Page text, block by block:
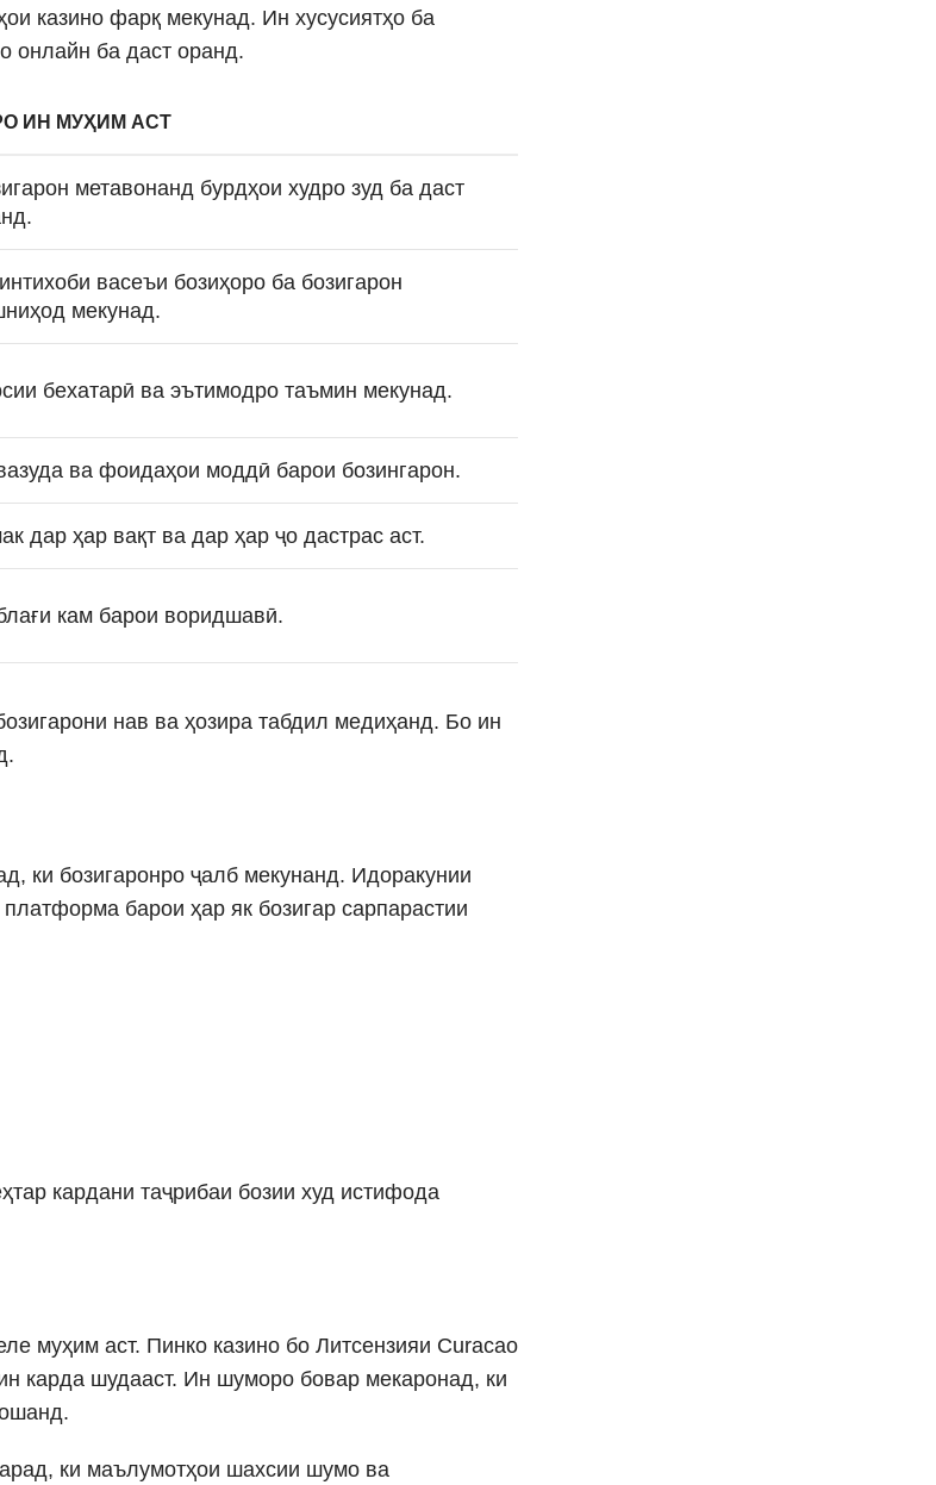
казино фарқ мекунад. Ин хусусиятҳо ба
онлайн ба даст оранд.
ИН МУҲИМ АСТ
метавонанд бурдҳои худро зуд ба даст
васеъи бозиҳоро ба бозигарон
мекунад.
бехатарӣ ва эътимодро таъмин мекунад.
ва фоидаҳои моддӣ барои бозингарон.
дар ҳар вақт ва дар ҳар ҷо дастрас аст.
кам барои воридшавӣ.
нав ва ҳозира табдил медиҳанд. Бо ин
ки бозигаронро ҷалб мекунанд. Идоракунии
барои ҳар як бозигар сарпарастии
кардани таҷрибаи бозии худ истифода
муҳим аст. Пинко казино бо Литсензияи Curacao
карда шудааст. Ин шуморо бовар мекаронад, ки
ки маълумотҳои шахсии шумо ва